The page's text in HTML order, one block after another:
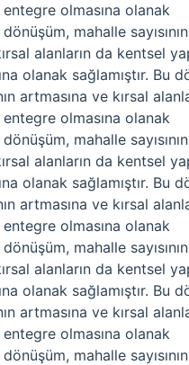
olmasına olanak
mahalle sayısının
alanların da kentsel
olanak sağlamıştır. Bu
artmasına ve kırsal
olmasına olanak
mahalle sayısının
alanların da kentsel
olanak sağlamıştır. Bu
artmasına ve kırsal
olmasına olanak
mahalle sayısının
alanların da kentsel
olanak sağlamıştır. Bu
artmasına ve kırsal
olmasına olanak
mahalle sayısının